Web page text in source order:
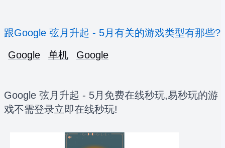
跟Google 弦月升起 - 5月有关的游戏类型有那些?
Google
单机 Google
Google 弦月升起 - 5月免费在线秒玩,易秒玩的游
戏不需登录立即在线秒玩!